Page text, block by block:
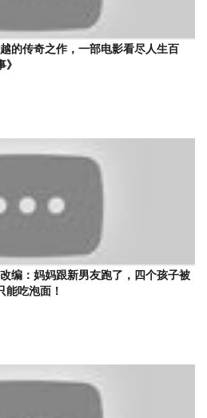
的传奇之作，一部电影看尽人生百
编：妈妈跟新男友跑了，四个孩子被
吃泡面！